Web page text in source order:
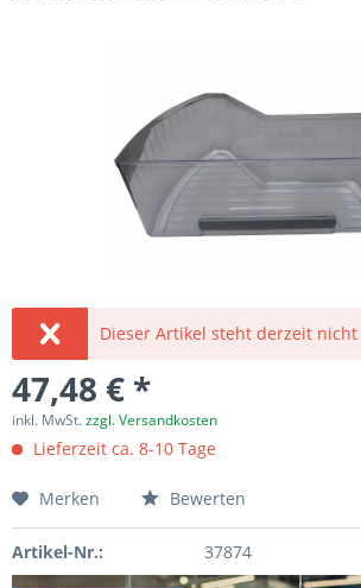
Dieser Artikel steht derzeit
47,48 € *
inkl. MwSt.zzgl. Versandkosten
Lieferzeit ca. 8-10 Tage
Merken Bewerten
Artikel-Nr.: 37874